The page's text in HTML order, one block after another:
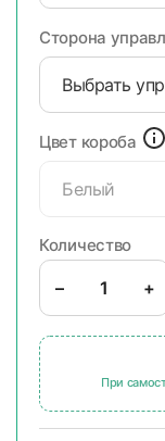
Сторона
Выбрать
Цвет короба
Белый
Количество
– +
При